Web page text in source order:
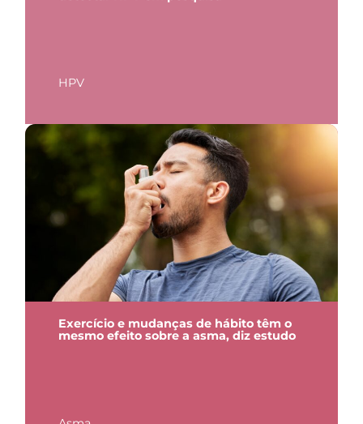
HPV
Exercício e mudanças de hábito têm o
mesmo efeito sobre a asma, diz estudo